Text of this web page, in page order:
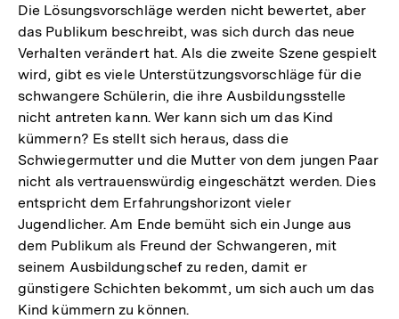
Die Lösungsvorschläge werden nicht bewertet, aber
das Publikum beschreibt, was sich durch das neue
Verhalten verändert hat. Als die zweite Szene gespielt
wird, gibt es viele Unterstützungsvorschläge für die
schwangere Schülerin, die ihre Ausbildungsstelle
nicht antreten kann. Wer kann sich um das Kind
kümmern? Es stellt sich heraus, dass die
Schwiegermutter und die Mutter von dem jungen Paar
nicht als vertrauenswürdig eingeschätzt werden. Dies
entspricht dem Erfahrungshorizont vieler
Jugendlicher. Am Ende bemüht sich ein Junge aus
dem Publikum als Freund der Schwangeren, mit
seinem Ausbildungschef zu reden, damit er
günstigere Schichten bekommt, um sich auch um das
Kind kümmern zu können.